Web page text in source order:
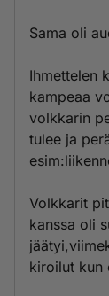
Sama oli
Ihmettelen
kampeaa
volkkarin
tulee ja
Volkkarit
kanssa oli
kiroilut kun